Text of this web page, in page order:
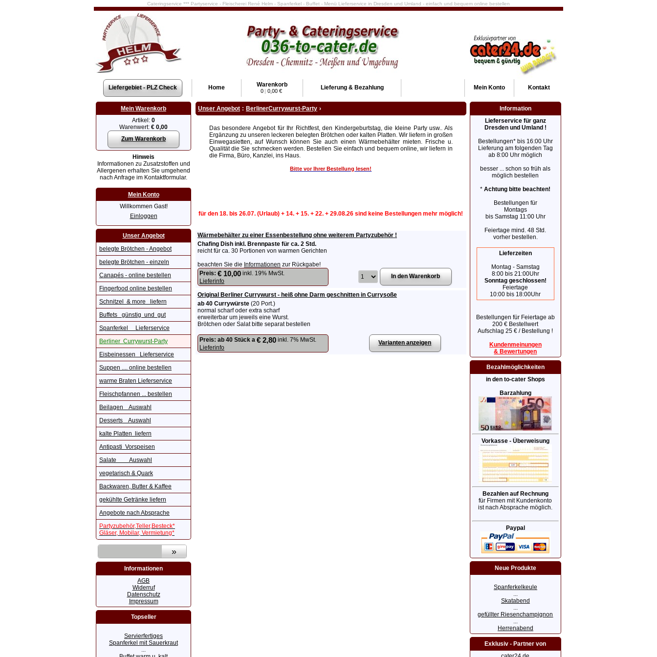
Cateringservice *** Partyservice - Fleischerei René Helm - Spanferkel - Buffet - Menü Lieferservice in Dresden und Umland - einfach und bequem online bestellen
Liefergebiet - PLZ Check Home Warenkorb
0 | 0,00 € Lieferung & Bezahlung Kontakt
Mein Konto
Mein Warenkorb
Artikel: 0
Warenwert: € 0,00
Zum Warenkorb
Hinweis
Informationen zu Zusatzstoffen und
Allergenen erhalten Sie umgehend
nach Anfrage im Kontaktformular.
Mein Konto
Willkommen Gast!
Einloggen
Unser Angebot
belegte Brötchen - Angebot
belegte Brötchen - einzeln
Canapés - online bestellen
Fingerfood online bestellen
Schnitzel & more liefern
Buffets günstig und gut
Spanferkel Lieferservice
Berliner Currywurst-Party
Eisbeinessen Lieferservice
Suppen .... online bestellen
warme Braten Lieferservice
Fleischpfannen ... bestellen
Beilagen Auswahl
Desserts Auswahl
kalte Platten liefern
Antipasti Vorspeisen
Salate Auswahl
vegetarisch & Quark
Backwaren, Butter & Kaffee
gekühlte Getränke liefern
Angebote nach Absprache
Partyzubehör,Teller,Besteck*
Gläser, Mobilar, Vermietung*
Informationen
AGB
Widerruf
Datenschutz
Impressum
Topseller
Servierfertiges
Spanferkel mit Sauerkraut
...
Unser Angebot : BerlinerCurrywurst-Party ›
Das besondere Angebot für Ihr Richtfest, den Kindergeburtstag, die kleine Party usw.. Als
Ergänzung zu unseren leckeren belegten Brötchen oder kalten Platten. Wir liefern in großen
Einwegasietten, auf Wunsch können Sie auch einen Wärmebehälter mieten. Frische u.
Qualität die Sie schmecken werden. Bestellen Sie einfach und bequem online, wir liefern in
die Firma, Büro, Kanzlei, ins Haus.
Bitte vor Ihrer Bestellung lesen!
für den 18. bis 26.07. (Urlaub) + 14. + 15. + 22. + 29.08.26 sind keine Bestellungen mehr möglich!
Wärmebehälter zu einer Essenbestellung ohne weiterem Partyzubehör !
Chafing Dish inkl. Brennpaste für ca. 2 Std.
reicht für ca. 30 Portionen von warmen Gerichten
beachten Sie die Informationen zur Rückgabe!
Preis: € 10,00 inkl. 19% MwSt.
Lieferinfo
Original Berliner Currywurst - heiß ohne Darm geschnitten in Currysoße
ab 40 Currywürste (20 Port.)
normal scharf oder extra scharf
erweiterbar um jeweils eine Wurst.
Brötchen oder Salat bitte separat bestellen
Preis: ab 40 Stück a € 2,80 inkl. 7% MwSt.
Lieferinfo
Varianten anzeigen
Information
Lieferservice für ganz
Dresden und Umland !
Bestellungen* bis 16:00 Uhr
Lieferung am folgenden Tag
ab 8:00 Uhr möglich
besser ... schon so früh als
möglich bestellen
*Achtung bitte beachten!
Bestellungen für
Montags
bis Samstag 11:00 Uhr
Feiertage mind. 48 Std.
vorher bestellen.
Lieferzeiten
Montag - Samstag
8:00 bis 21:00Uhr
Sonntag geschlossen!
Feiertage
10:00 bis 18:00Uhr
Bestellungen für Feiertage ab
200 € Bestellwert
Aufschlag 25 € / Bestellung !
Kundenmeinungen
& Bewertungen
Bezahlmöglichkeiten
in den to-cater Shops
Barzahlung
Vorkasse - Überweisung
Bezahlen auf Rechnung
für Firmen mit Kundenkonto
ist nach Absprache möglich.
Paypal
Neue Produkte
Spanferkelkeule
...
Skatabend
...
gefüllter Riesenchampignon
...
Herrenabend
Exklusiv - Partner von